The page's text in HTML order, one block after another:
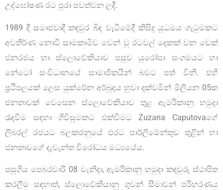
උද්ඝෝෂණ රට පුරා පවත්වන ලදී.
1989 දී සමාජවාදී කඳවුර බිඳ වැටීමේදී කිසිදු යුධමය ගැටුමකට
අවතීර්ණ නොවී සාමකාමිව වෙන් වූ රටවල් දෙකක් වන චෙක්
ජනරජය හා ස්ලොවේකියාව පසුව යුරෝපා සංගමයට හා
නේටෝ සංවිධානයේ සාමාජිකයින් බවට පත් විනි. එහි
ප්‍රථිපලයක් ලෙස යුක්රේන අර්බුදය හුවා දක්වමින් මිලියන 05ක
ජනතාවක් වෙසෙන ස්ලොවේකියාව තුළ ඇමරිකානු හමුදා
රැඳවීම සඳහා ගිවිසුමකට එක්වීමට Zuzana Caputovaගේ
ලිබරල් රජයට බලකරනුයේ එරට පාර්ලිමේන්තුව තුළින් හා
ජනතාවගේ දැවැන්ත විරෝධය මධ්‍යයේය.
පසුගිය පෙබරවාරි 08 වැනිදා, ඇමරිකානු හමුදා කඳවුරු ස්ථාපිත
කරලීම සඳහාත්, ස්ලොවේකියානු ගුවන් සීමාවන් පරිහරණය